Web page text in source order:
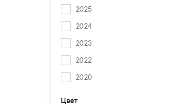
2025
2024
2023
2022
2020
Цвет